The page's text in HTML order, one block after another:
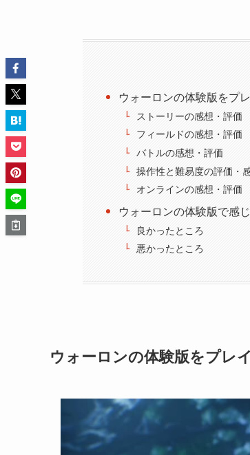
ウォーロンの体験版をプ
ストーリーの感想・評価
フィールドの感想・評価
バトルの感想・評価
操作性と難易度の評価・
オンラインの感想・評価
ウォーロンの体験版で感
良かったところ
悪かったところ
ウォーロンの体験版をプレ